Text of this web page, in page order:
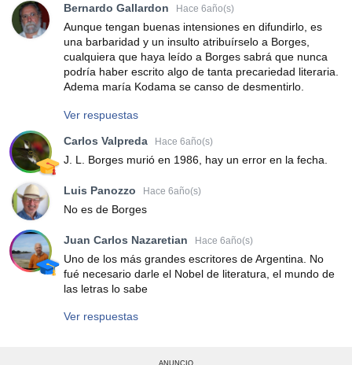
Bernardo Gallardon Hace 6año(s)
Aunque tengan buenas intensiones en difundirlo, es
una barbaridad y un insulto atribuírselo a Borges,
cualquiera que haya leído a Borges sabrá que nunca
podría haber escrito algo de tanta precariedad literaria.
Adema maría Kodama se canso de desmentirlo.
Ver respuestas
Carlos Valpreda Hace 6año(s)
J. L. Borges murió en 1986, hay un error en la fecha.
Luis Panozzo Hace 6año(s)
No es de Borges
Juan Carlos Nazaretian Hace 6año(s)
Uno de los más grandes escritores de Argentina. No
fué necesario darle el Nobel de literatura, el mundo de
las letras lo sabe
Ver respuestas